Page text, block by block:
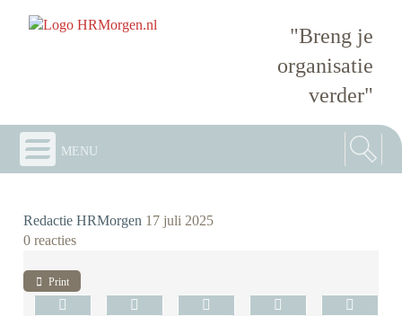
"Breng je
organisatie
verder"
menu
Redactie HRMorgen 17 juli 2025
0 reacties
Print